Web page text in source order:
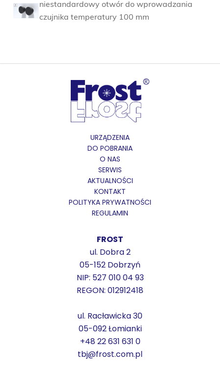
niestandardowy otwór do wprowadzania
czujnika temperatury 100 mm
URZĄDZENIA
DO POBRANIA
O NAS
SERWIS
AKTUALNOŚCI
KONTAKT
POLITYKA PRYWATNOŚCI
REGULAMIN
FROST
ul. Dobra 2
05-152 Dobrzyń
NIP: 527 010 04 93
REGON: 012912418
ul. Racławicka 30
05-092 Łomianki
+48 22 631 631 0
tbj@frost.com.pl